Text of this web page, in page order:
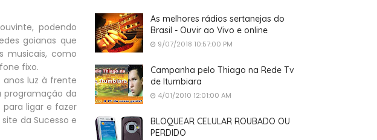
podendo
goianas que
musicais, como
fixo.
anos luz à frente
programação da
para ligar e fazer
da Sucesso e
As melhores rádios sertanejas do
Brasil - Ouvir ao Vivo e online
9/07/2018 10:57:00 PM
Campanha pelo Thiago na Rede Tv
de Itumbiara
4/01/2010 12:01:00 AM
BLOQUEAR CELULAR ROUBADO OU
PERDIDO